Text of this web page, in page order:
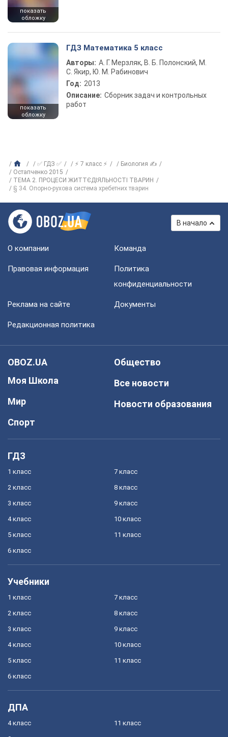
показать
обложку
показать
обложку
ГДЗ Математика 5 класс
Авторы: А. Г. Мерзляк, В. Б. Полонский, М.
С. Якир, Ю. М. Рабинович
Год: 2013
Описание: Сборник задач и контрольных
работ
✅ ГДЗ ✅ ⚡ 7 класс ⚡
Биология ✍
Остапченко 2015
ТЕМА 2. ПРОЦЕСИ ЖИТТЄДІЯЛЬНОСТІ ТВАРИН
§ 34. Опорно-рухова система хребетних тварин
В начало
О компании Команда
Правовая информация
Политика
конфиденциальности
Реклама на сайте Документы
Редакционная политика
OBOZ.UA
Моя Школа
Мир
Спорт
Общество
Все новости
Новости образования
ГДЗ
1 класс
2 класс
3 класс
4 класс
5 класс
6 класс
7 класс
8 класс
9 класс
10 класс
11 класс
Учебники
1 класс
2 класс
3 класс
4 класс
5 класс
6 класс
7 класс
8 класс
9 класс
10 класс
11 класс
ДПА
4 класс 11 класс